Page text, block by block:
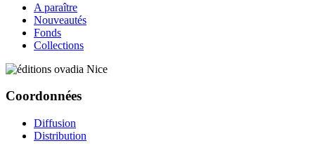
A paraître
Nouveautés
Fonds
Collections
Coordonnées
Diffusion
Distribution